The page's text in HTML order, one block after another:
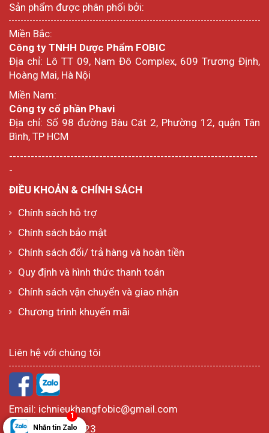
Sản phẩm được phân phối bởi:
Miền Bắc:
Công ty TNHH Dược Phẩm FOBIC
Địa chỉ: Lô TT 09, Nam Đô Complex, 609 Trương Định,
Hoàng Mai, Hà Nội
Miền Nam:
Công ty cổ phần Phavi
Địa chỉ: Số 98 đường Bàu Cát 2, Phường 12, quận Tân
Bình, TP HCM
---------------------------------------------------------------------
-
ĐIỀU KHOẢN & CHÍNH SÁCH
Chính sách hỗ trợ
Chính sách bảo mật
Chính sách đổi/ trả hàng và hoàn tiền
Quy định và hình thức thanh toán
Chính sách vận chuyển và giao nhận
Chương trình khuyến mãi
Liên hệ với chúng tôi
Email: ichnieukhangfobic@gmail.com
Hotline:1800 6723
Nhắn tin Zalo
1